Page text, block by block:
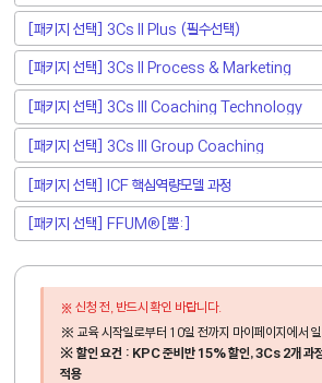
신청 전, 반드시 확인 바랍니다.
※ 교육 시작일로부터 10일 전까지 마이페이지에서
※ 할인 요건 : KPC 준비반 15% 할인, 3Cs 2개 과
적용